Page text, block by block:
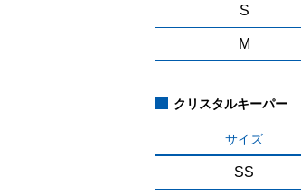
S
M
クリスタルキーパー
サイズ
SS